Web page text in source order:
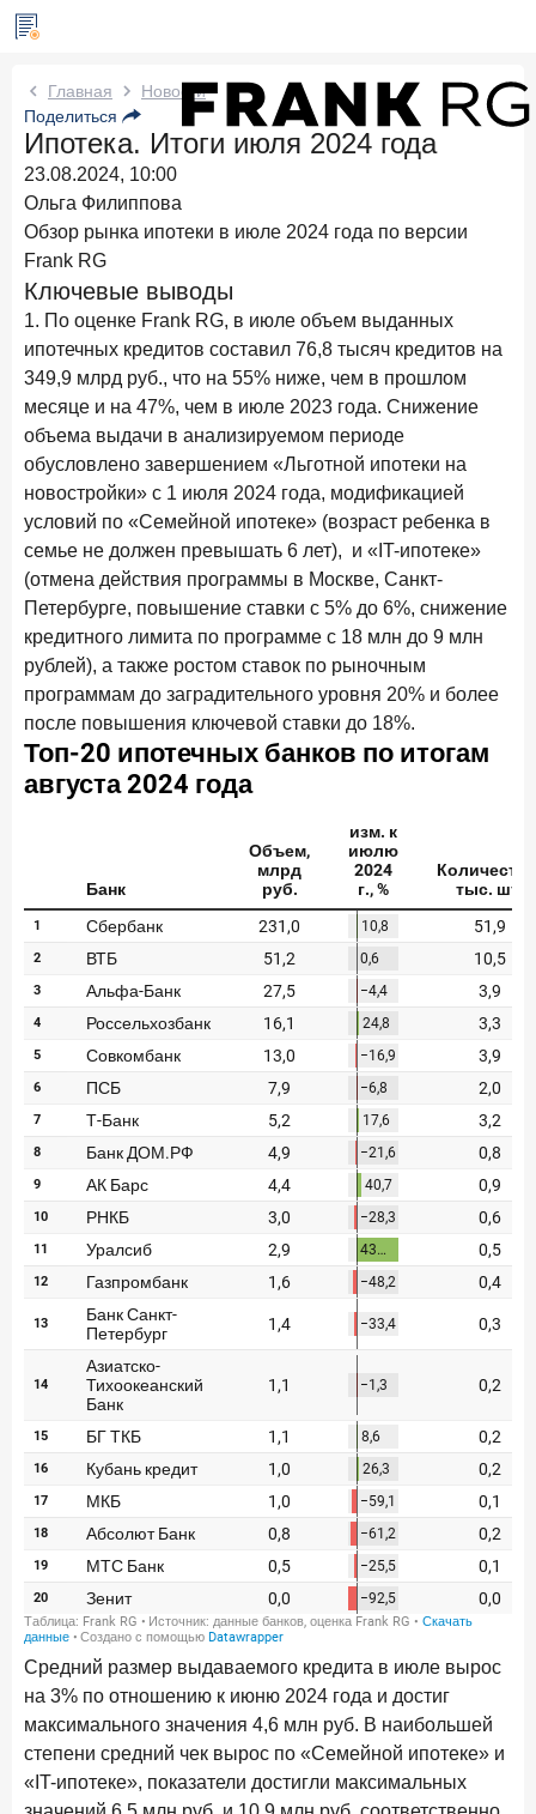
Новости Frank RG
Вчера ИССЛЕДОВАНИЕ
По итогам июля 2026 года объем выдач кредитов
составил 1 061,9 млрд руб.
Три дня назад ИССЛЕДОВАНИЕ
Клиентский путь компании МСБ при смене
руководителя в банке обслуживания
24 июля 2026 года ИССЛЕДОВАНИЕ
Ипотека в России: итоги июня 2026 года в цифрах
22 июля 2026 года
Выгодные тарифы на брокерское обслуживание —
существенный фактор выбора брокера
15 июля 2026 года
Клиенты чаще всего узнают о сберегательных
продуктах из рекламы в интернете и на ТВ
9 июля 2026 года
С ростом благосостояния клиентов-сберегателей
увеличивается и склонность к диверсификации
7 июля 2026 года
По итогам июня 2026 года объем выдач кредитов
составил 1 166,4 млрд руб.
3 июля 2026 года
«Скорость измеряется секундами». Новые стандарты
банковского контакт-центра
Ипотека в России: итоги мая 2026 года в цифрах
«Честность — индустриальный стандарт»: как банки
завоевывают лояльность private-клиентов
Рассылка Frank RG
Итоги недели, наша трактовка основных событий
на банковском рынке
ПОДПИСАТЬСЯ
Я согласен с условиями обработки данных
8 июня 2026 года
По итогам мая 2026 года объем выдач кредитов
составил 993,8 млрд руб.
4 июня 2026 года ИССЛЕДОВАНИЕ
Синергия интеллектов: будущее контакт-центров в
партнерстве человека и технологий
1 июня 2026 года
В борьбе за сбережения россиян банки учатся
28 мая 2026 года ИССЛЕДОВАНИЕ
Доверие становится главным фактором на рынке
Private banking
25 мая 2026 года
Главная
Новости
Поделиться
Ипотека. Итоги июля 2024 года
23.08.2024, 10:00
Ольга Филиппова
Обзор рынка ипотеки в июле 2024 года по версии
Frank RG
Ключевые выводы
1. По оценке Frank RG, в июле объем выданных
ипотечных кредитов составил 76,8 тысяч кредитов на
349,9 млрд руб., что на 55% ниже, чем в прошлом
месяце и на 47%, чем в июле 2023 года. Снижение
объема выдачи в анализируемом периоде
обусловлено завершением «Льготной ипотеки на
новостройки» с 1 июля 2024 года, модификацией
условий по «Семейной ипотеке» (возраст ребенка в
семье не должен превышать 6 лет), и «IT-ипотеке»
(отмена действия программы в Москве, Санкт-
Петербурге, повышение ставки с 5% до 6%, снижение
кредитного лимита по программе с 18 млн до 9 млн
рублей), а также ростом ставок по рыночным
программам до заградительного уровня 20% и более
после повышения ключевой ставки до 18%.
Средний размер выдаваемого кредита в июле вырос
на 3% по отношению к июню 2024 года и достиг
максимального значения 4,6 млн руб. В наибольшей
степени средний чек вырос по «Семейной ипотеке» и
«IT-ипотеке», показатели достигли максимальных